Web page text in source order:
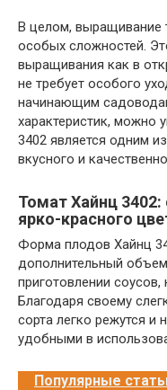
В целом, выращивание
особых сложностей.
выращивания как в
не требует особого
начинающим
характеристик, можно
3402 является одним
вкусного и
Томат Хайнц
ярко-красного
Форма плодов Хайнц
дополнительный
приготовлении соусов,
Благодаря своему
сорта легко режутся и
удобными в
Популярные